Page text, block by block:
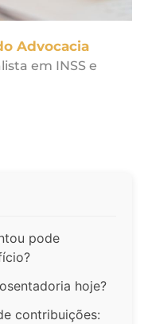
Advocacia
em INSS e
pode
hoje?
contribuições: